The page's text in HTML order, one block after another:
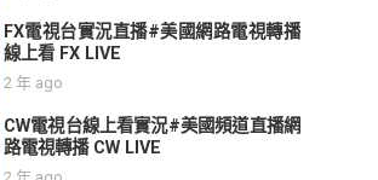
FX電視台實況直播#美國網路電視轉播
線上看 FX LIVE
2 年 ago
CW電視台線上看實況#美國頻道直播網
路電視轉播 CW LIVE